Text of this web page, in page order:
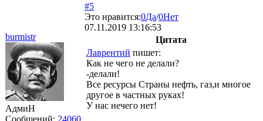
burmistr
АдмиН
Сообщений: 24060
#5
Это нравится:0Да/0Нет
07.11.2019 13:16:53
Цитата
Лаврентий пишет:
Как не чего не делали?
-делали!
Все ресурсы Страны нефть, газ,и многое
другое в частных руках!
У нас нечего нет!